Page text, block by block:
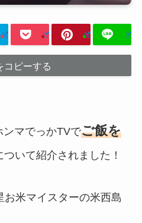
コピーする
ンマでっかTVでご飯を
ついて紹介されました！
米マイスターの米西島